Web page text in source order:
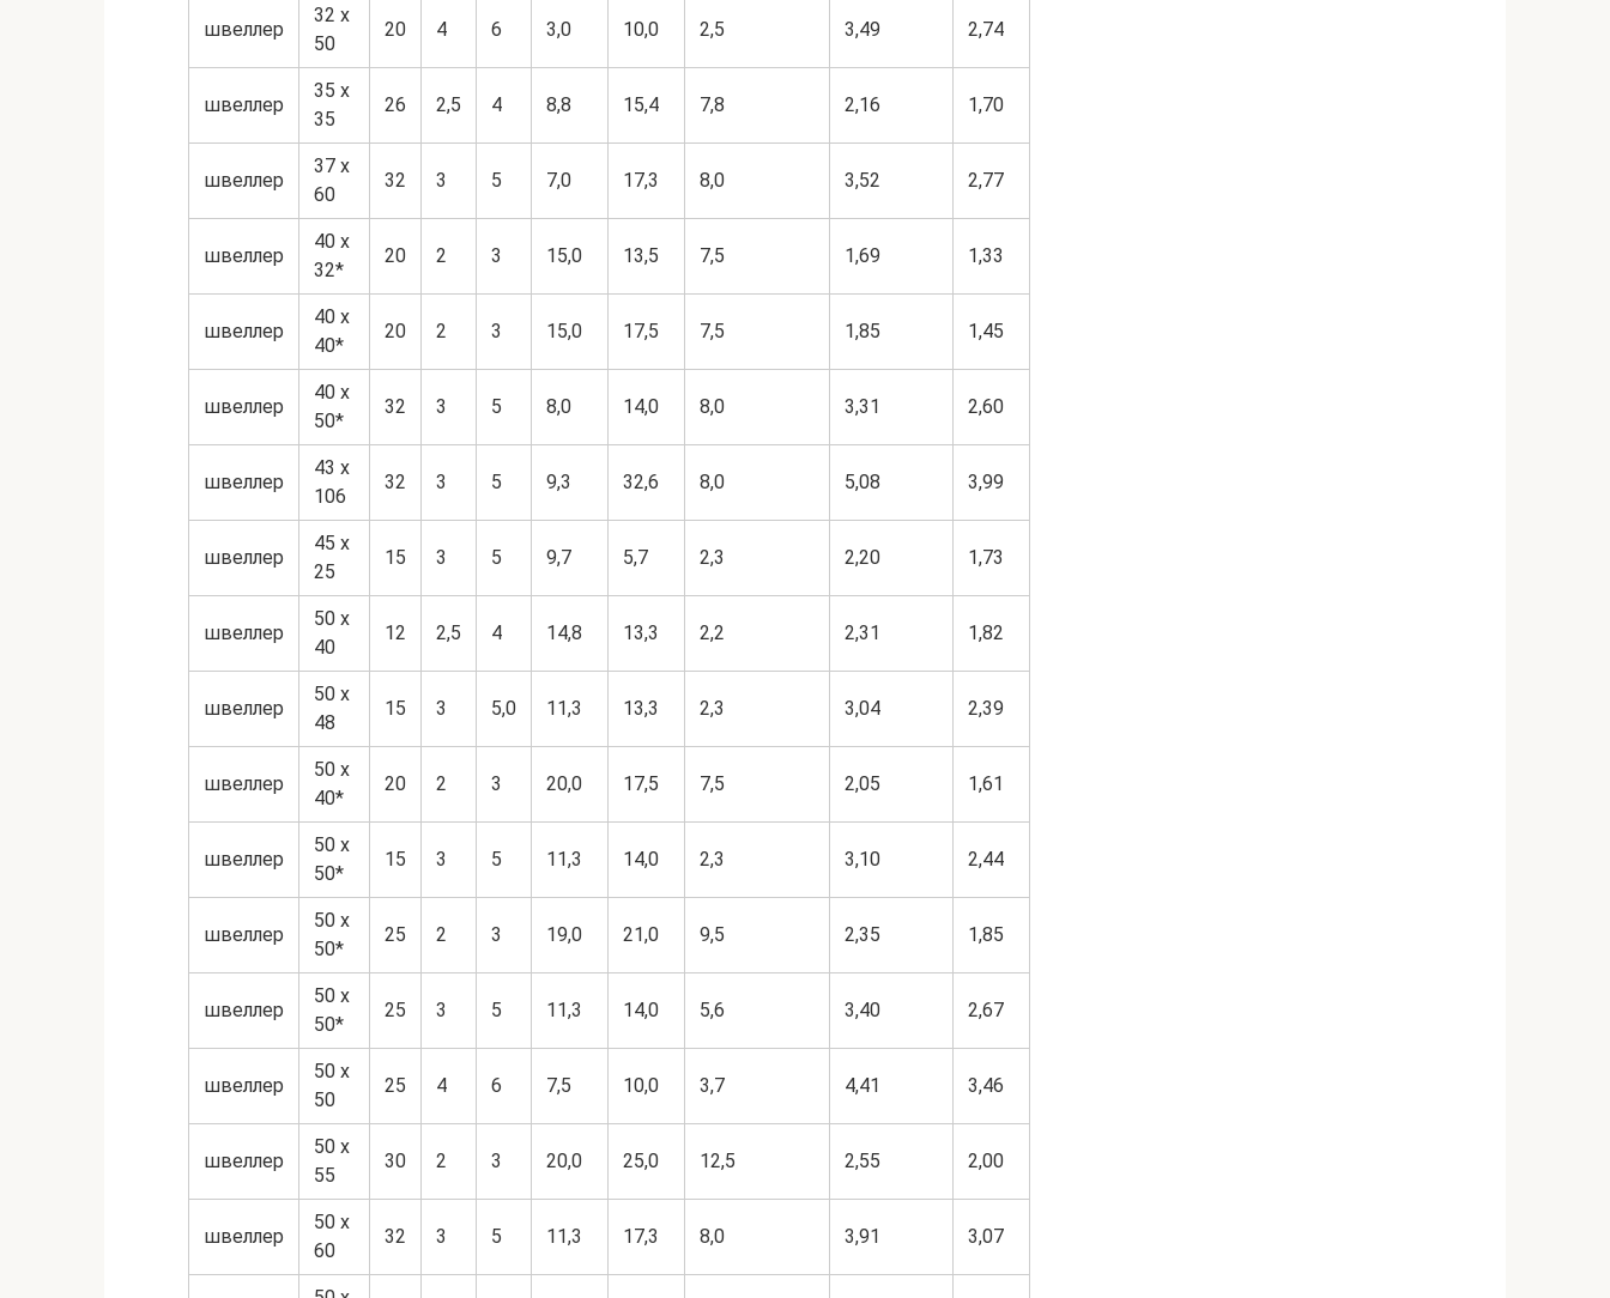
швеллер
32 х
50
20 4 6 3,0 10,0 2,5 3,49 2,74
швеллер
35 х
35
26 2,5 4 8,8 15,4 7,8 2,16 1,70
швеллер
37 х
60
32 3 5 7,0 17,3 8,0 3,52 2,77
швеллер
40 х
32*
20 2 3 15,0 13,5 7,5 1,69 1,33
швеллер
40 х
40*
20 2 3 15,0 17,5 7,5 1,85 1,45
швеллер
40 х
50*
32 3 5 8,0 14,0 8,0 3,31 2,60
швеллер
43 х
106
32 3 5 9,3 32,6 8,0 5,08 3,99
швеллер
45 х
25
15 3 5 9,7 5,7 2,3 2,20 1,73
швеллер
50 х
40
12 2,5 4 14,8 13,3 2,2 2,31 1,82
швеллер
50 х
48
15 3 5,0 11,3 13,3 2,3 3,04 2,39
швеллер
50 х
40*
20 2 3 20,0 17,5 7,5 2,05 1,61
швеллер
50 х
50*
15 3 5 11,3 14,0 2,3 3,10 2,44
швеллер
50 х
50*
25 2 3 19,0 21,0 9,5 2,35 1,85
швеллер
50 х
50*
25 3 5 11,3 14,0 5,6 3,40 2,67
швеллер
50 х
50
25 4 6 7,5 10,0 3,7 4,41 3,46
швеллер
50 х
55
30 2 3 20,0 25,0 12,5 2,55 2,00
швеллер
50 х
60
32 3 5 11,3 17,3 8,0 3,91 3,07